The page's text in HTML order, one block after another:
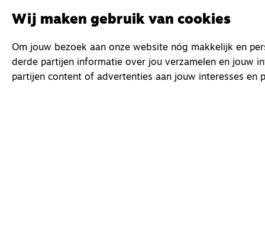
Wij maken gebruik van cookies
Om jouw bezoek aan onze website nóg makkelijk en
derde partijen informatie over jou verzamelen en jouw
partijen content of advertenties aan jouw interesses en